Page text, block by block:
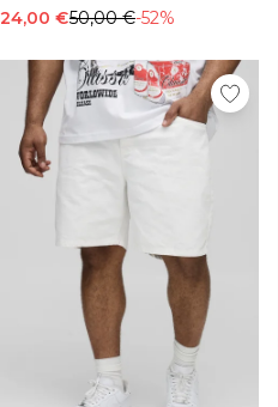
24,00 €50,00 €-52%